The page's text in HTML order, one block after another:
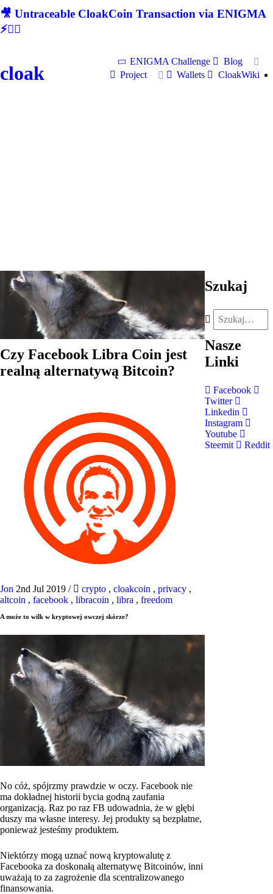
🎥 Untraceable CloakCoin Transaction via ENIGMA
⚡🕵‍♂
cloak
ENIGMA Challenge
Blog
Project
Wallets CloakWiki
Czy Facebook Libra Coin jest
realną alternatywą Bitcoin?
Jon 2nd Jul 2019 / crypto , cloakcoin , privacy ,
altcoin , facebook , libracoin , libra , freedom
A może to wilk w kryptowej owczej skórze?
No cóż, spójrzmy prawdzie w oczy. Facebook nie
ma dokładnej historii bycia godną zaufania
organizacją. Raz po raz FB udowadnia, że ​​w głębi
duszy ma własne interesy. Jej produkty są bezpłatne,
ponieważ jesteśmy produktem.
Niektórzy mogą uznać nową kryptowalutę z
Facebooka za doskonałą alternatywę Bitcoinów, inni
uważają to za zagrożenie dla scentralizowanego
finansowania.
Szukaj
Nasze
Linki
Facebook
Twitter
Linkedin
Instagram
Youtube
Steemit
Reddit